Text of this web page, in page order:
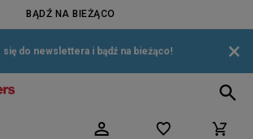
BĄDŹ NA BIEŻĄCO
się do newslettera i bądź na bieżąco! ×